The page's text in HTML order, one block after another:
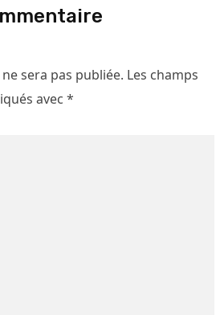
sera pas publiée. Les champs
avec *